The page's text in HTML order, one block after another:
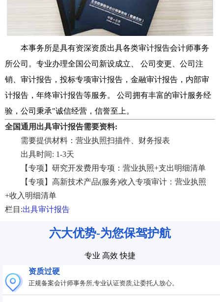
本事务所是具有资深资质出具各类审计报告会计师事务
所公司。专业办理全国公司新设成立、 公司变更、公司注
销、审计报告，投标专项审计报告，金融审计报告，内部审
计报告，年终审计报告等服务。 公司拥有丰富的审计服务经
验，公司秉承"诚信经营，信誉至上。
全国通用出具审计报告需要资料:
需要提供材料：营业执照扫描件、财务报表
出具时间: 1-3天
【专项】研究开发费用专项：营业执照+支出明细清单
【专项】高新技术产品(服务)收入专项审计：营业执照
+收入明细清单
栏目:出具审计报告
六大优势-为您保驾护航
专业 高效 快捷
资质过硬
正规备案会计师事务所,专业认证资质,让委托人放心。